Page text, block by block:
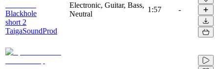
Blackhole
short 2
TaigaSoundProd
Electronic, Guitar, Bass,
Neutral
1:57 -